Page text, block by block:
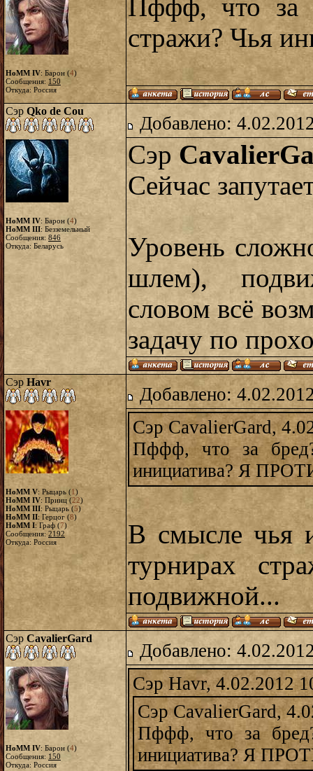
HoMM IV: Барон (4)
Сообщения: 150
Откуда: Россия
Пффф, что за
стражи? Чья
Сэр Qko de Cou
HoMM IV: Барон (4)
HoMM III: Безземельный
Сообщения: 846
Откуда: Беларусь
Добавлено:
Сэр
Сейчас
Уровень
шлем),
словом всё
задачу по
Сэр Havr
HoMM V: Рыцарь (1)
HoMM IV: Принц (22)
HoMM III: Рыцарь (5)
HoMM II: Герцог (8)
HoMM I: Граф (7)
Сообщения: 2192
Откуда: Россия
Добавлено:
Сэр CavalierGard,
Пффф, что за
инициатива? Я
В смысле чья
турнирах
подвижной...
Сэр CavalierGard
HoMM IV: Барон (4)
Сообщения: 150
Откуда: Россия
Добавлено:
Сэр Havr, 4.02.2012
Сэр CavalierGard,
Пффф, что за
инициатива? Я